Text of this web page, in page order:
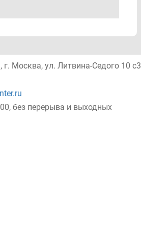
Москва, ул. Литвина-Седого 10 с3
без перерыва и выходных